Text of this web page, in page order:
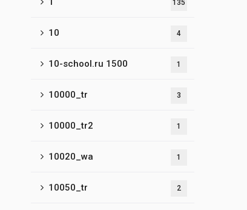
135
10 4
10-school.ru 1500 1
10000_tr 3
10000_tr2 1
10020_wa 1
10050_tr 2